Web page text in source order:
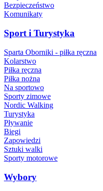
Bezpieczeństwo
Komunikaty
Sport i Turystyka
Sparta Oborniki - piłka ręczna
Kolarstwo
Piłka ręczna
Piłka nożna
Na sportowo
Sporty zimowe
Nordic Walking
Turystyka
Pływanie
Biegi
Zapowiedzi
Sztuki walki
Sporty motorowe
Wybory